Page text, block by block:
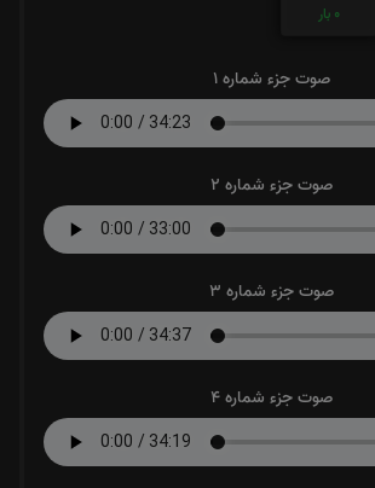
0 بار
صوت جزء شماره 1
صوت جزء شماره 2
صوت جزء شماره 3
صوت جزء شماره 4